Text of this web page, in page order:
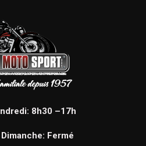
8h30 –17h
Fermé